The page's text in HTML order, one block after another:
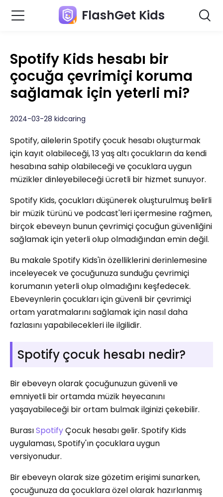
FlashGet Kids
Spotify Kids hesabı bir
çocuğa çevrimiçi koruma
sağlamak için yeterli mi?
2024-03-28 kidcaring
Spotify, ailelerin Spotify çocuk hesabı oluşturmak
için kayıt olabileceği, 13 yaş altı çocukların da kendi
hesabına sahip olabileceği ve çocuklara uygun
müzikler dinleyebileceği ücretli bir hizmet sunuyor.
Spotify Kids, çocukları düşünerek oluşturulmuş belirli
bir müzik türünü ve podcast'leri içermesine rağmen,
birçok ebeveyn bunun çevrimiçi çocuğun güvenliğini
sağlamak için yeterli olup olmadığından emin değil.
Bu makale Spotify Kids'in özelliklerini derinlemesine
inceleyecek ve çocuğunuza sunduğu çevrimiçi
korumanın yeterli olup olmadığını keşfedecek.
Ebeveynlerin çocukları için güvenli bir çevrimiçi
ortam yaratmalarını sağlamak için nasıl daha
fazlasını yapabilecekleri ile ilgilidir.
Spotify çocuk hesabı nedir?
Bir ebeveyn olarak çocuğunuzun güvenli ve
emniyetli bir ortamda müzik heyecanını
yaşayabileceği bir ortam bulmak ilginizi çekebilir.
BurasıSpotifyÇocuk hesabı gelir. Spotify Kids
uygulaması, Spotify'ın çocuklara uygun
versiyonudur.
Bir ebeveyn olarak size gözetim erişimi sunarken,
çocuğunuza da çocuklara özel olarak hazırlanmış